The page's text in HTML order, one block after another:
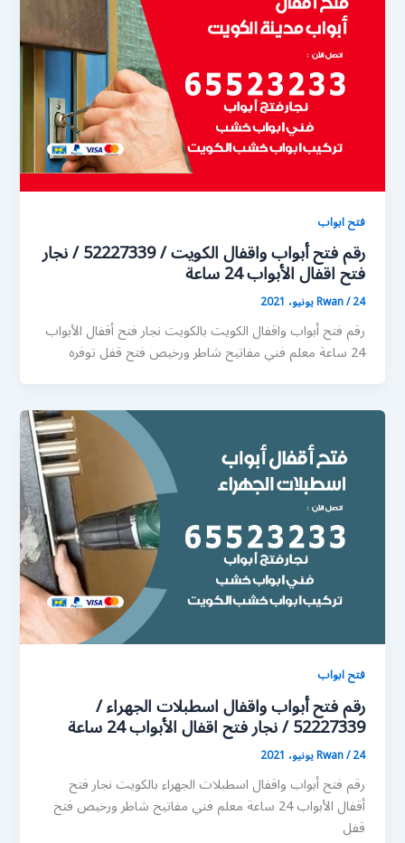
فتح ابواب
رقم فتح أبواب واقفال الكويت / 52227339 / نجار
فتح اقفال الأبواب 24 ساعة
Rwan/24 يونيو، 2021
رقم فتح أبواب واقفال الكويت بالكويت نجار فتح أقفال الأبواب
24 ساعة معلم فني مفاتيح شاطر ورخيص فتح قفل توفره
فتح ابواب
رقم فتح أبواب واقفال اسطبلات الجهراء /
52227339 / نجار فتح اقفال الأبواب 24 ساعة
Rwan/24 يونيو، 2021
رقم فتح أبواب واقفال اسطبلات الجهراء بالكويت نجار فتح
أقفال الأبواب 24 ساعة معلم فني مفاتيح شاطر ورخيص فتح
قفل